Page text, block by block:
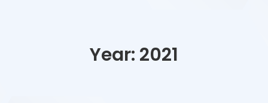
Year: 2021